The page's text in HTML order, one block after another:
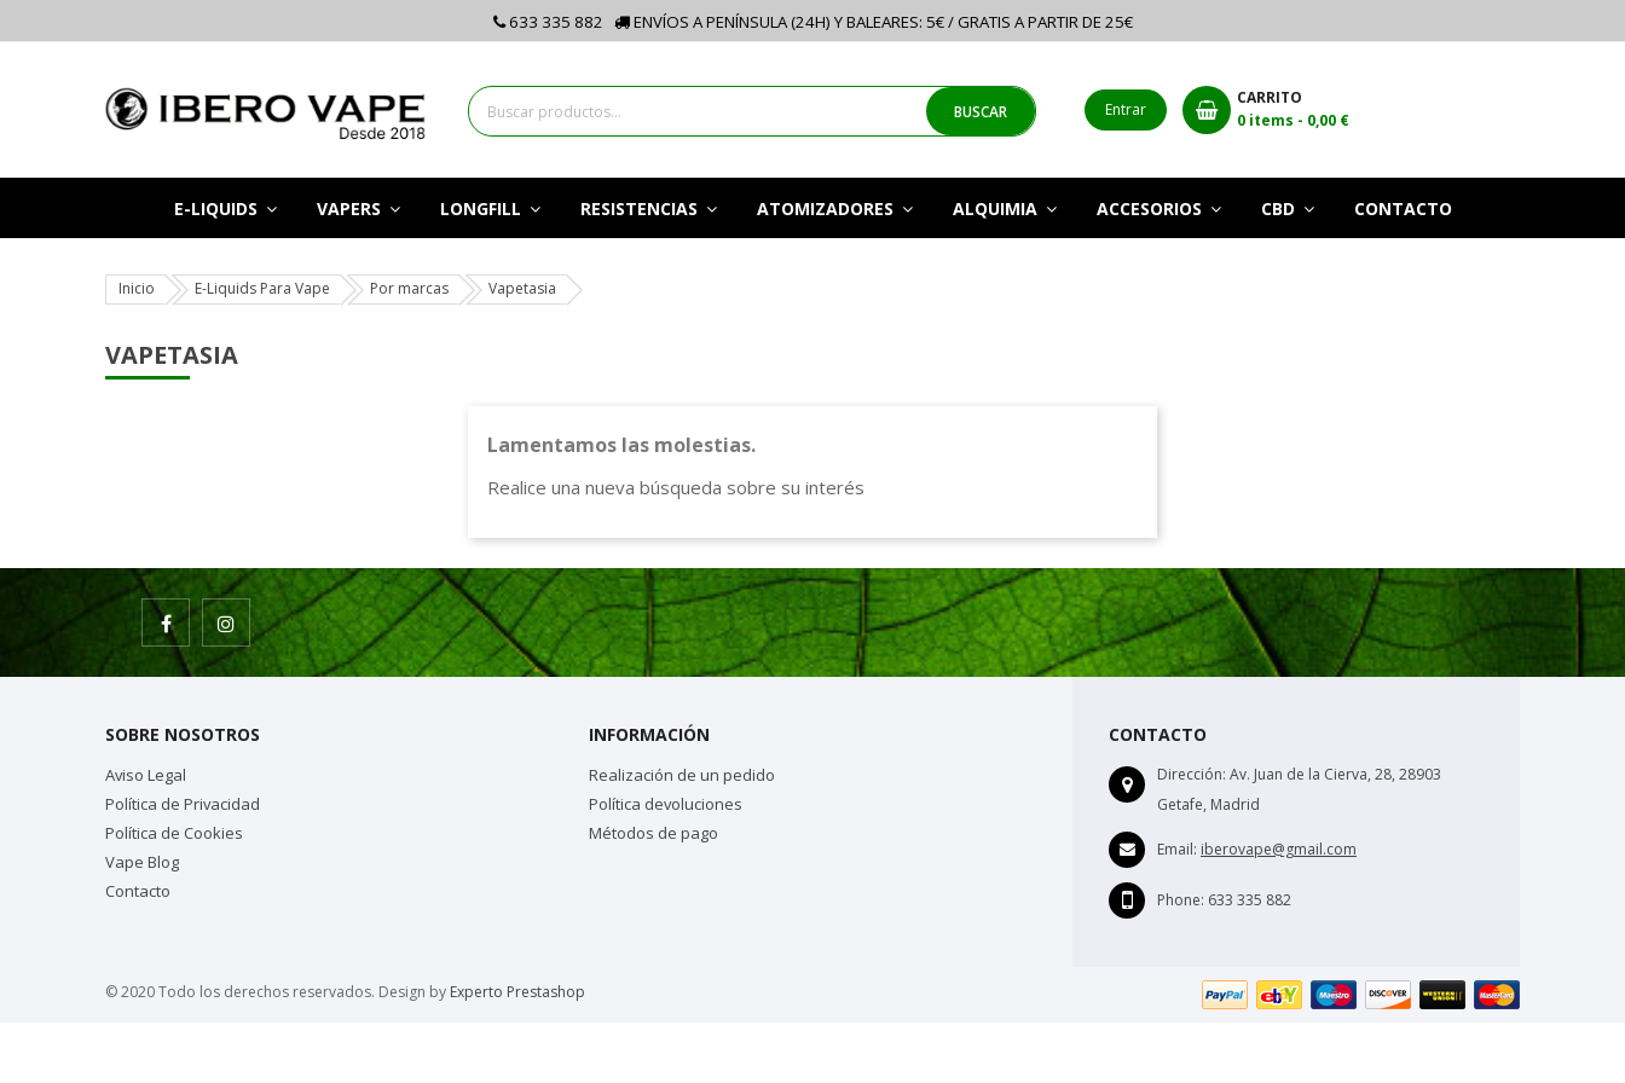
633 335 882 ENVÍOS A PENÍNSULA (24H) Y BALEARES: 5€ / GRATIS A PARTIR DE 25€
BUSCAR Entrar
CARRITO
0 items - 0,00 €
E-LIQUIDS VAPERS LONGFILL RESISTENCIAS ATOMIZADORES ALQUIMIA ACCESORIOS CBD CONTACTO
Inicio E-Liquids Para Vape Por marcas Vapetasia
VAPETASIA
Lamentamos las molestias.
Realice una nueva búsqueda sobre su interés
SOBRE NOSOTROS
Aviso Legal
Política de Privacidad
Política de Cookies
Vape Blog
Contacto
INFORMACIÓN
Realización de un pedido
Política devoluciones
Métodos de pago
CONTACTO
Dirección: Av. Juan de la Cierva, 28, 28903
Getafe, Madrid
Email: iberovape@gmail.com
Phone: 633 335 882
© 2020 Todo los derechos reservados. Design by Experto Prestashop